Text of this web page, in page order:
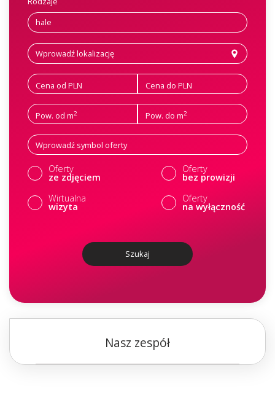
Cena od PLN Cena do PLN
Pow. od m2 Pow. do m2
Oferty
ze zdjęciem
Oferty
bez prowizji
Wirtualna
wizyta
Oferty
na wyłączność
Szukaj
Nasz zespół